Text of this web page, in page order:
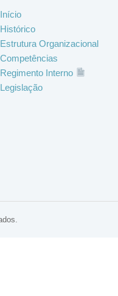
Início
Histórico
Estrutura Organizacional
Competências
Regimento Interno
Legislação